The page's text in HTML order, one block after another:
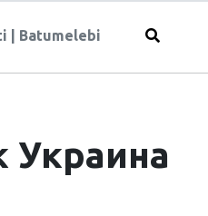
Batumelebi
Украина